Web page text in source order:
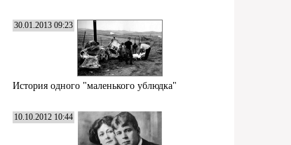
30.01.2013 09:23
История одного "маленького ублюдка"
10.10.2012 10:44